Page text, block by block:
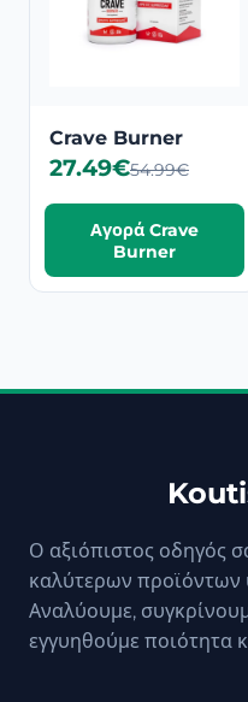
Crave Burner
27.49€54.99€
Αγορά Crave
Burner
Ο αξιόπιστος οδηγός
καλύτερων προϊόντων
Αναλύουμε,
εγγυηθούμε ποιότητα